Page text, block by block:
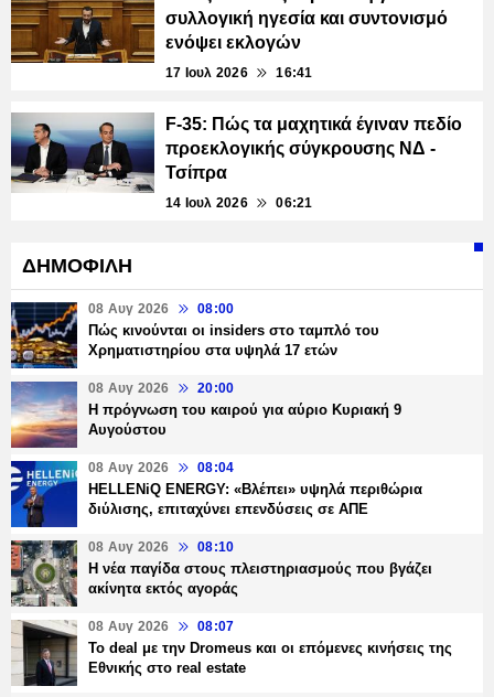
συλλογική ηγεσία και συντονισμό
ενόψει εκλογών
17 Ιουλ 2026 16:41
F-35: Πώς τα μαχητικά έγιναν πεδίο
προεκλογικής σύγκρουσης ΝΔ -
Τσίπρα
14 Ιουλ 2026 06:21
ΔΗΜΟΦΙΛΗ
08 Αυγ 2026 08:00
Πώς κινούνται οι insiders στο ταμπλό του
Χρηματιστηρίου στα υψηλά 17 ετών
08 Αυγ 2026 20:00
Η πρόγνωση του καιρού για αύριο Κυριακή 9
Αυγούστου
08 Αυγ 2026 08:04
HELLENiQ ENERGY: «Βλέπει» υψηλά περιθώρια
διύλισης, επιταχύνει επενδύσεις σε ΑΠΕ
08 Αυγ 2026 08:10
Η νέα παγίδα στους πλειστηριασμούς που βγάζει
ακίνητα εκτός αγοράς
08 Αυγ 2026 08:07
Το deal με την Dromeus και οι επόμενες κινήσεις της
Εθνικής στο real estate